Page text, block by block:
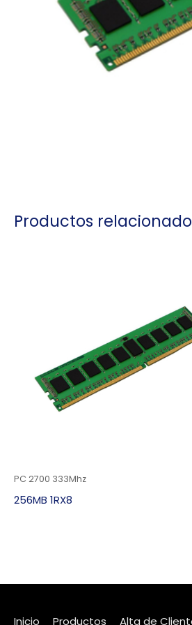
Productos
PC 2700 333Mhz
256MB 1RX8
Inicio Productos Alta de